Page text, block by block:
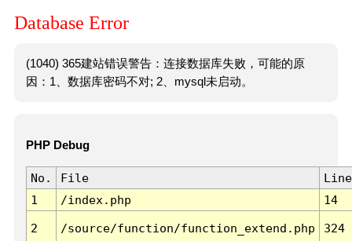
Database Error
(1040) 365建站错误警告：连接数据库失败，可能的原
因：1、数据库密码不对; 2、mysql未启动。
PHP Debug
No. File
Line
1
/index.php 14
2 /source/function/function_extend.php 324